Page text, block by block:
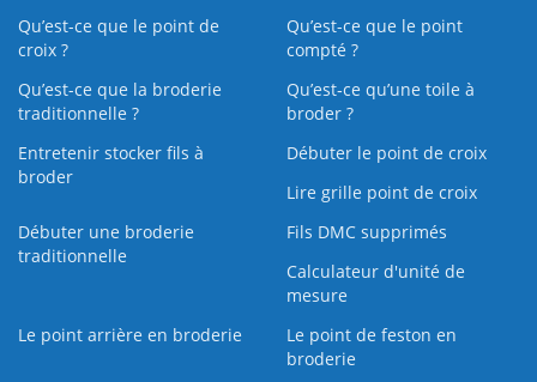
Qu’est-ce que le point de
croix ?
Qu’est-ce que le point
compté ?
Qu’est-ce que la broderie
traditionnelle ?
Qu’est‑ce qu’une toile à
broder ?
Entretenir stocker fils à
broder
Débuter le point de croix
Lire grille point de croix
Débuter une broderie
traditionnelle
Fils DMC supprimés
Calculateur d'unité de
mesure
Le point arrière en broderie
Le point de feston en
broderie